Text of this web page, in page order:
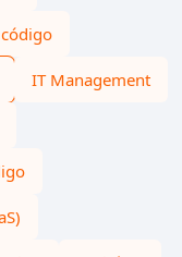
IT Management